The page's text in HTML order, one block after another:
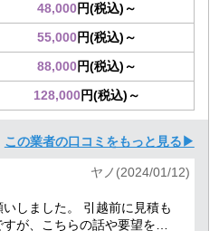
48,000円(税込)～
55,000円(税込)～
88,000円(税込)～
128,000円(税込)～
この業者の口コミをもっと見る▶
ヤノ(2024/01/12)
しました。 引越前に見積も
が、こちらの話や要望を聞